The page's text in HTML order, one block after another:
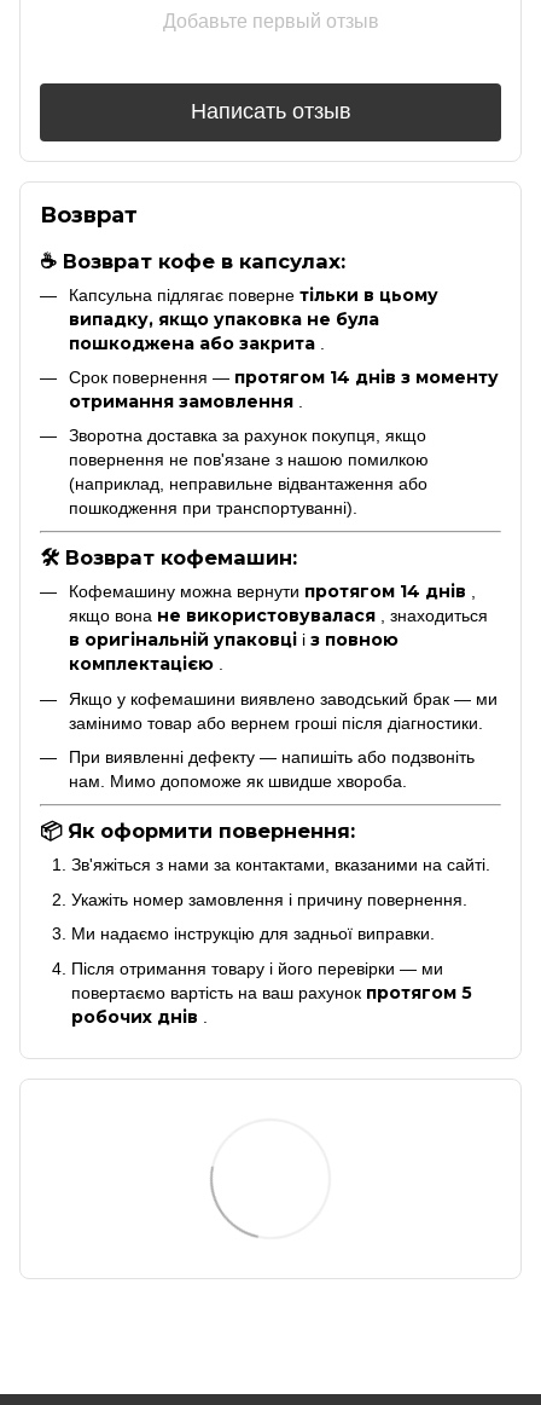
Добавьте первый отзыв
Написать отзыв
Возврат
☕ Возврат кофе в капсулах:
Капсульна підлягає поверне тільки в цьому
випадку, якщо упаковка не була
пошкоджена або закрита
Срок повернення — протягом 14 днів з моменту
отримання замовлення
Зворотна доставка за рахунок покупця, якщо
повернення не пов'язане з нашою помилкою
(наприклад, неправильне відвантаження або
пошкодження при транспортуванні).
🛠 Возврат кофемашин:
Кофемашину можна вернути протягом 14 днів ,
якщо вона не використовувалася , знаходиться
в оригінальній упаковці і з повною
комплектацією .
Якщо у кофемашини виявлено заводський брак — ми
замінимо товар або вернем гроші після діагностики.
При виявленні дефекту — напишіть або подзвоніть
нам. Мимо допоможе як швидше хвороба.
📦 Як оформити повернення:
Зв'яжіться з нами за контактами, вказаними на сайті.
Укажіть номер замовлення і причину повернення.
Ми надаємо інструкцію для задньої виправки.
Після отримання товару і його перевірки — ми
повертаємо вартість на ваш рахунок протягом 5
робочих днів